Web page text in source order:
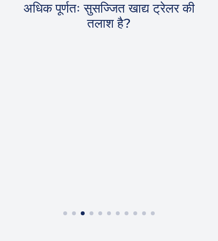
अधिक पूर्णतः सुसज्जित खाद्य ट्रेलर की
तलाश है?